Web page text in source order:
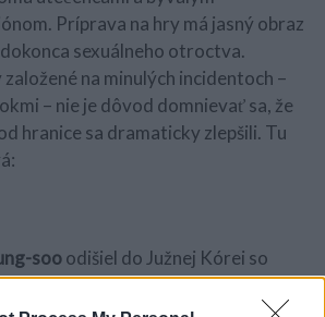
Príprava na hry má jasný obraz
sexuálneho otroctva.
na minulých incidentoch –
– nie je dôvod domnievať sa, že
hranice sa dramaticky zlepšili. Tu
sooodišiel do Južnej Kórei so
ktorý sa zúčastnil národnej ligy
je spoluzakladateľom “Stepping